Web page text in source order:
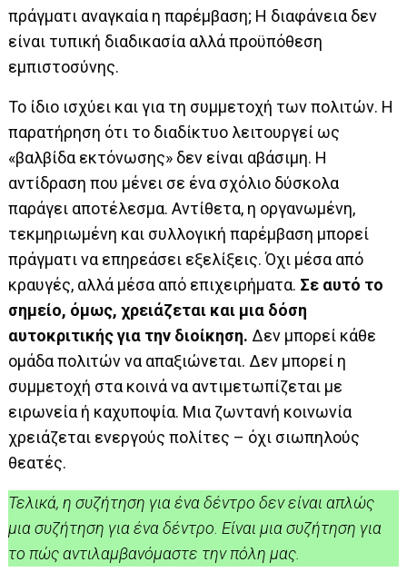
πράγματι αναγκαία η παρέμβαση; Η διαφάνεια δεν
είναι τυπική διαδικασία αλλά προϋπόθεση
εμπιστοσύνης.
Το ίδιο ισχύει και για τη συμμετοχή των πολιτών. Η
παρατήρηση ότι το διαδίκτυο λειτουργεί ως
«βαλβίδα εκτόνωσης» δεν είναι αβάσιμη. Η
αντίδραση που μένει σε ένα σχόλιο δύσκολα
παράγει αποτέλεσμα. Αντίθετα, η οργανωμένη,
τεκμηριωμένη και συλλογική παρέμβαση μπορεί
πράγματι να επηρεάσει εξελίξεις. Όχι μέσα από
κραυγές, αλλά μέσα από επιχειρήματα. Σε αυτό το
σημείο, όμως, χρειάζεται και μια δόση
αυτοκριτικής για την διοίκηση. Δεν μπορεί κάθε
ομάδα πολιτών να απαξιώνεται. Δεν μπορεί η
συμμετοχή στα κοινά να αντιμετωπίζεται με
ειρωνεία ή καχυποψία. Μια ζωντανή κοινωνία
χρειάζεται ενεργούς πολίτες – όχι σιωπηλούς
θεατές.
Τελικά, η συζήτηση για ένα δέντρο δεν είναι απλώς
μια συζήτηση για ένα δέντρο. Είναι μια συζήτηση για
το πώς αντιλαμβανόμαστε την πόλη μας.